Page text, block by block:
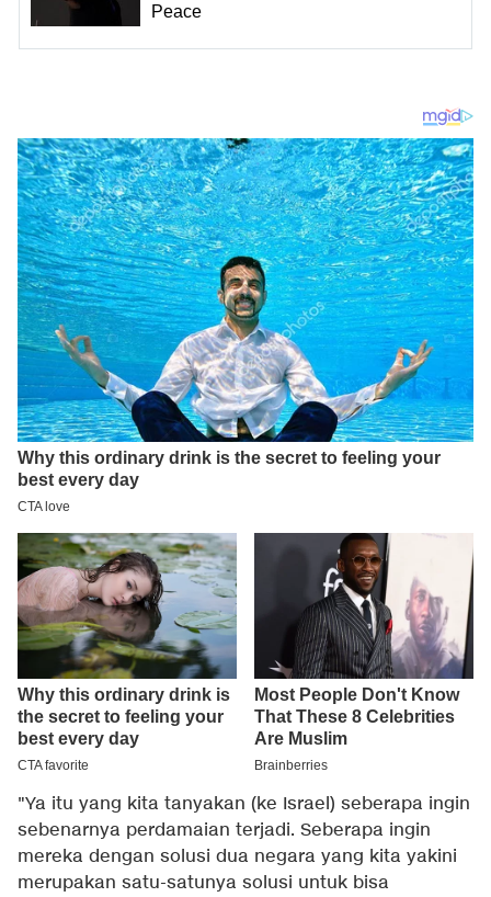
Peace
"Ya itu yang kita tanyakan (ke Israel) seberapa ingin
sebenarnya perdamaian terjadi. Seberapa ingin
mereka dengan solusi dua negara yang kita yakini
merupakan satu-satunya solusi untuk bisa